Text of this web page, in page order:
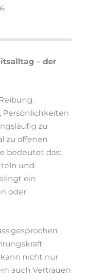
– der
zu
zu offenen
bedeutet das:
und
ein
oder
gesprochen
nicht nur
auch Vertrauen